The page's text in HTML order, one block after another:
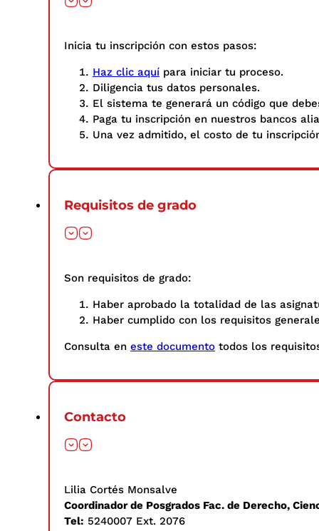
Inicia tu inscripción con estos pasos: ​
Haz clic aquí para iniciar tu proceso.
Diligencia tus datos personales.​
El sistema te generará un código que
Paga tu inscripción en nuestros bancos
Una vez admitido, el costo de tu
Requisitos de grado
Son requisitos de grado:
Haber aprobado la totalidad de las
Haber cumplido con los requisitos
Consulta en este documento todos los
Contacto
Lilia Cortés Monsalve
Coordinador de Posgrados Fac. de Derecho,
Tel: 5240007 Ext. 2076